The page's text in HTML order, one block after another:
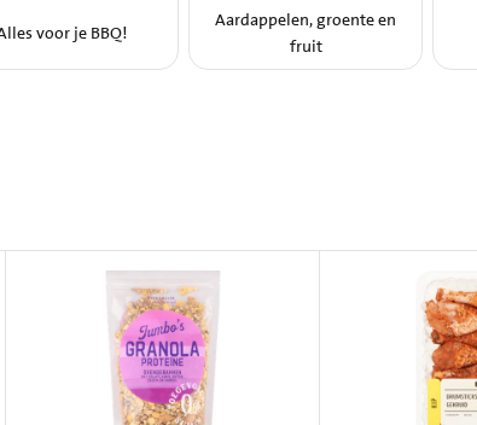
voor je BBQ!
Aardappelen, groente en
fruit